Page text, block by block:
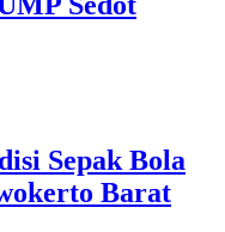
Sepak Bola
Barat